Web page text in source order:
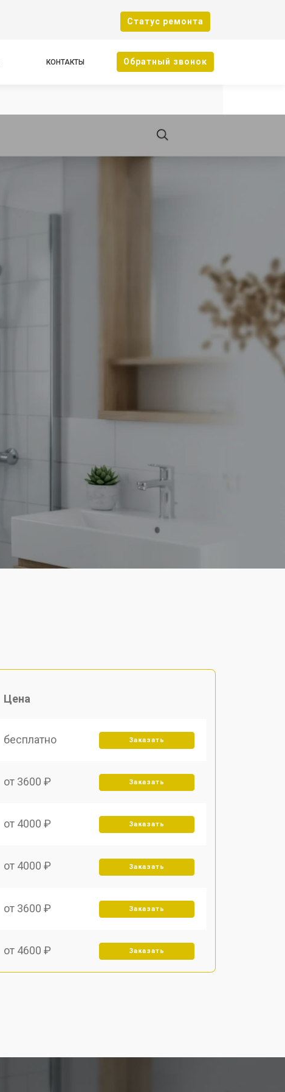
Cтатус ремонта
КОНТАКТЫ Oбратный звонок
Цена
бесплатно Заказать
от 3600 ₽ Заказать
от 4000 ₽ Заказать
от 4000 ₽ Заказать
от 3600 ₽ Заказать
от 4600 ₽ Заказать